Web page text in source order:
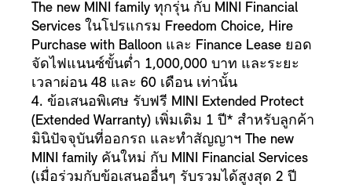
The new MINI family ทุกรุ่น กับ MINI Financial
Services ในโปรแกรม Freedom Choice, Hire
Purchase with Balloon และ Finance Lease ยอด
จัดไฟแนนซ์ขั้นต่ำ 1,000,000 บาท และระยะ
เวลาผ่อน 48 และ 60 เดือน เท่านั้น
4. ข้อเสนอพิเศษ รับฟรี MINI Extended Protect
(Extended Warranty) เพิ่มเติม 1 ปี* สำหรับลูกค้า
มินิปัจจุบันที่ออกรถ และทำสัญญาฯ The new
MINI family คันใหม่ กับ MINI Financial Services
(เมื่อร่วมกับข้อเสนออื่นๆ รับรวมได้สูงสุด 2 ปี